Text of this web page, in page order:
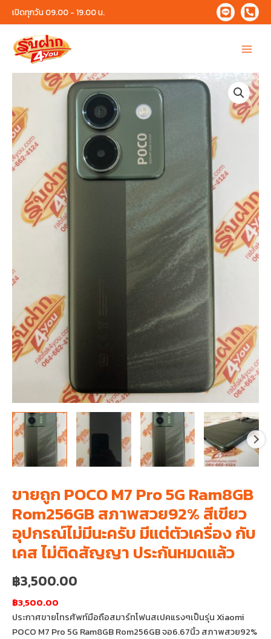
Skip
to
content
เปิดทุกวัน 09.00 - 19.00 น.
Main
Menu
ขายถูก POCO M7 Pro 5G Ram8GB
Rom256GB สภาพสวย92% สีเขียว
อุปกรณ์ไม่มีนะครับ มีแต่ตัวเครื่อง กับ
เคส ไม่ติดสัญญา ประกันหมดแล้ว
฿3,500.00
฿3,500.00
ประกาศขายโทรศัพท์มือถือสมาร์ทโฟนสเปคแรงๆเป็นรุ่น Xiaomi
POCO M7 Pro 5G Ram8GB Rom256GB จอ6.67นิ้ว สภาพสวย92%